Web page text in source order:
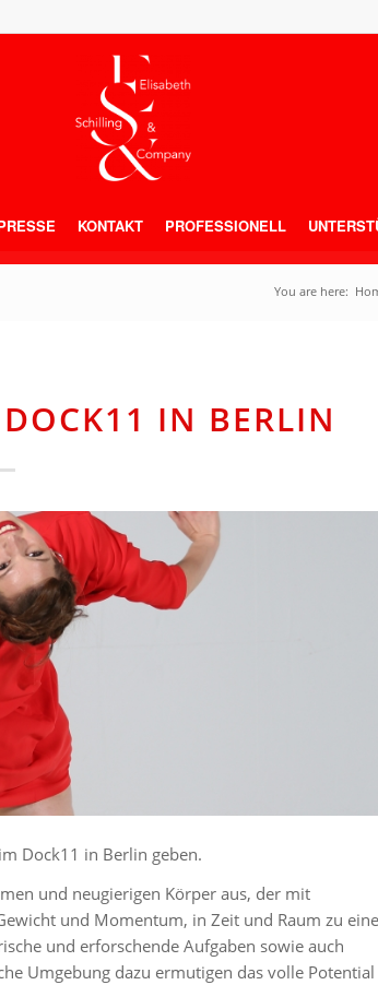
KONTAKT PROFESSIONELL
You are here:
IN BERLIN
Dock11 in Berlin geben.
und neugierigen Körper aus, der mit
und Momentum, in Zeit und Raum zu
und erforschende Aufgaben sowie auch
Umgebung dazu ermutigen das volle Potential